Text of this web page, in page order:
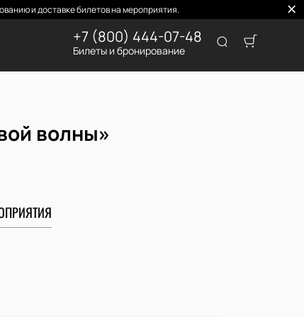
и доставке билетов на мероприятия.
+7 (800) 444-07-48
Билеты и бронирование
волны»